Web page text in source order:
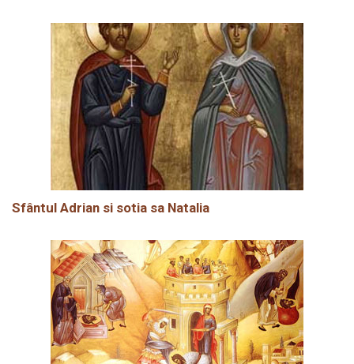
Sfântul Adrian si sotia sa Natalia